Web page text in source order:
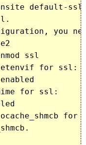
default-ssl
you
ssl
setenvif for ssl:
for ssl: